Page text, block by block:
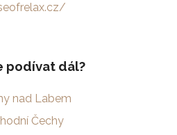
podívat dál?
nad Labem
Čechy